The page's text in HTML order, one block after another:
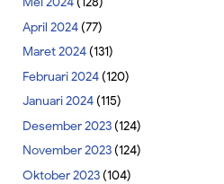
April 2024(77)
Maret 2024(131)
Februari 2024(120)
Januari 2024(115)
Desember 2023(124)
November 2023(124)
Oktober 2023(104)